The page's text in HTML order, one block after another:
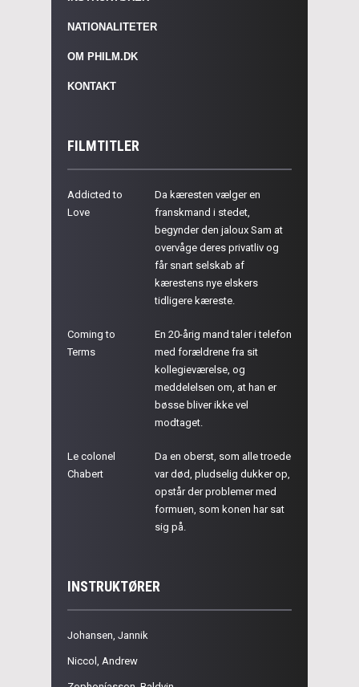
NATIONALITETER
OM PHILM.DK
KONTAKT
FILMTITLER
Addicted to
Love
Da kæresten vælger en
franskmand i stedet,
begynder den jaloux Sam at
overvåge deres privatliv og
får snart selskab af
kærestens nye elskers
tidligere kæreste.
Coming to
Terms
En 20-årig mand taler i telefon
med forældrene fra sit
kollegieværelse, og
meddelelsen om, at han er
bøsse bliver ikke vel
modtaget.
Le colonel
Chabert
Da en oberst, som alle troede
var død, pludselig dukker op,
opstår der problemer med
formuen, som konen har sat
sig på.
INSTRUKTØRER
Johansen, Jannik
Niccol, Andrew